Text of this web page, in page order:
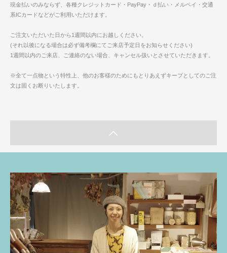
現金払いのみならず、各種クレジットカード・PayPay・ｄ払い・メルペイ・交通
系ICカードなどがご利用いただけます。
ご注文いただいた日から1週間以内にお越しください。
(それ以後になる場合は必ず備考欄にてご来店予定日をお知らせください)
1週間以内のご来店、ご連絡のない場合、キャンセル扱いとさせていただきます。
※全て一点物という特性上、他のお客様のためにもとりあえずキープとしてのご注
文は固くお断りいたします。